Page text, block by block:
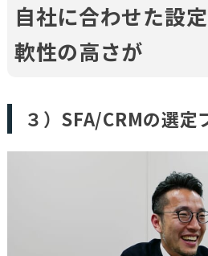
自社に合わせた設
軟性の高さが
３）SFA/CRMの選定